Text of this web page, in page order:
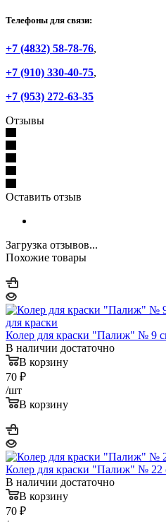
Телефоны для связи:
+7 (4832) 58-78-76,
+7 (910) 330-40-75,
+7 (953) 272-63-35
Отзывы
Оставить отзыв
Загрузка отзывов...
Похожие товары
Колер для краски "Палиж" № 9
В наличии достаточно
В корзину
70 ₽
/шт
В корзину
Колер для краски "Палиж" № 22
В наличии достаточно
В корзину
70 ₽